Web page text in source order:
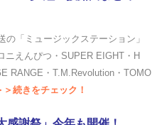
の「ミュージックステーション」
ニえんぴつ・SUPER EIGHT・H
RANGE・T.M.Revolution・TOMO
＞続きをチェック！